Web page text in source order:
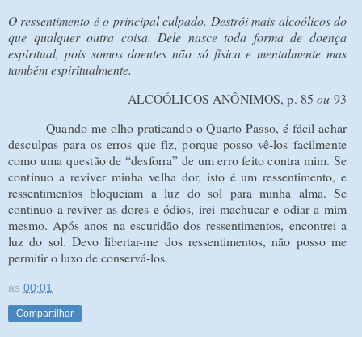
O ressentimento é o principal culpado. Destrói mais alcoólicos do
que qualquer outra coisa. Dele nasce toda forma de doença
espiritual, pois somos doentes não só física e mentalmente mas
também espiritualmente.
ALCOÓLICOS ANÔNIMOS, p. 85ou 93
Quando me olho praticando o Quarto Passo, é fácil achar
desculpas para os erros que fiz, porque posso vê-los facilmente
como uma questão de “desforra” de um erro feito contra mim. Se
continuo a reviver minha velha dor, isto é um ressentimento, e
ressentimentos bloqueiam a luz do sol para minha alma. Se
continuo a reviver as dores e ódios, irei machucar e odiar a mim
mesmo. Após anos na escuridão dos ressentimentos, encontrei a
luz do sol. Devo libertar-me dos ressentimentos, não posso me
permitir o luxo de conservá-los.
às 00:01
Compartilhar